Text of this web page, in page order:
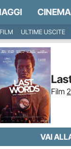
CINEMA
ULTIME USCITE
Film
VAI